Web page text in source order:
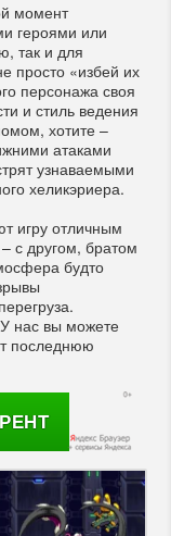
момент
героями или
так и для
просто «избей их
персонажа своя
и стиль ведения
хотите –
атаками
узнаваемыми
хеликэриера.
игру отличным
с другом, братом
будто
нас вы можете
последнюю